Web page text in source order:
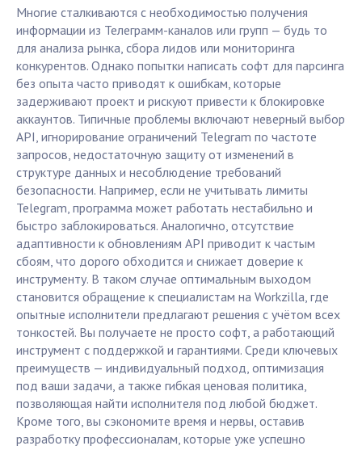
Многие сталкиваются с необходимостью получения
информации из Телеграмм-каналов или групп — будь то
для анализа рынка, сбора лидов или мониторинга
конкурентов. Однако попытки написать софт для парсинга
без опыта часто приводят к ошибкам, которые
задерживают проект и рискуют привести к блокировке
аккаунтов. Типичные проблемы включают неверный выбор
API, игнорирование ограничений Telegram по частоте
запросов, недостаточную защиту от изменений в
структуре данных и несоблюдение требований
безопасности. Например, если не учитывать лимиты
Telegram, программа может работать нестабильно и
быстро заблокироваться. Аналогично, отсутствие
адаптивности к обновлениям API приводит к частым
сбоям, что дорого обходится и снижает доверие к
инструменту. В таком случае оптимальным выходом
становится обращение к специалистам на Workzilla, где
опытные исполнители предлагают решения с учётом всех
тонкостей. Вы получаете не просто софт, а работающий
инструмент с поддержкой и гарантиями. Среди ключевых
преимуществ — индивидуальный подход, оптимизация
под ваши задачи, а также гибкая ценовая политика,
позволяющая найти исполнителя под любой бюджет.
Кроме того, вы сэкономите время и нервы, оставив
разработку профессионалам, которые уже успешно